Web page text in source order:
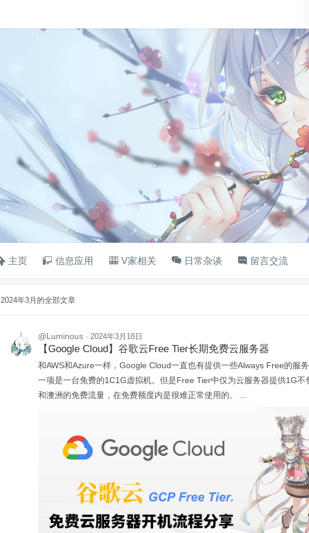
主页 信息应用 V家相关 日常杂谈 留言交流
2024年3月的全部文章
@Luminous · 2024年3月18日
【Google Cloud】谷歌云Free Tier长期免费云服务器
和AWS和Azure一样，Google Cloud一直也有提供一些Always Free的服
一项是一台免费的1C1G虚拟机。但是Free Tier中仅为云服务器提供1G不
和澳洲的免费流量，在免费额度内是很难正常使用的。 ...